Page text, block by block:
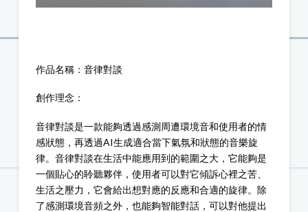
作品名稱：音律對談
創作理念：
音律對談是一款能夠透過感測周遭環境音和使用者的情
感狀態，再透過AI生成適合當下氣氛和狀態的音樂旋
律。音律對談在生活中能應用到的範圍之大，它能夠是
一個貼心的聆聽夥伴，使用者可以對它傾訴心裡之苦、
生活之壓力，它會給出想對應的反應和合適的旋律。除
了感測環境音頻之外，也能夠智能對話，可以對他提出